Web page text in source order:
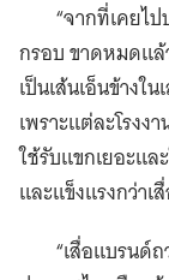
“จากที่เคยไ
กรอบ ขาดหมดแ
เป็นเส้นเอ็นข้าง
เพราะแต่ละโรง
ใช้รับแขกเยอะแล
และแข็งแรงกว่าเ
“เสื่อแบรนด์